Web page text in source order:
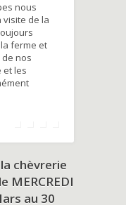
nous
de la
ferme et
nos
et les
chèvrerie
MERCREDI
au 30